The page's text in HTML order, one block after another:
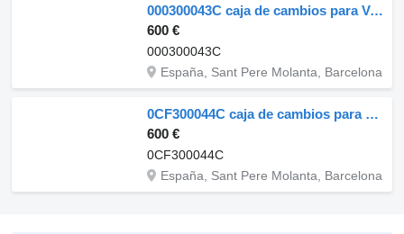
000300043C caja de cambios para Volkswagen LT Furgón/Combi (01.1996->) camión
600 €
000300043C
España, Sant Pere Molanta, Barcelona
0CF300044C caja de cambios para Volkswagen Polo V (6C1)(01.2014->) camión
600 €
0CF300044C
España, Sant Pere Molanta, Barcelona